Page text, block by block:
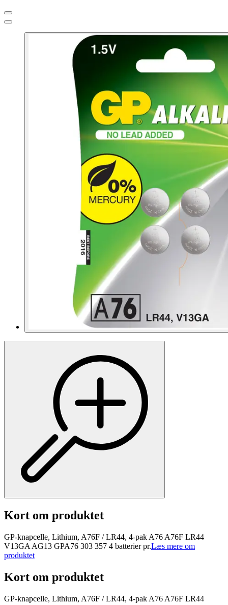
Kort om produktet
GP-knapcelle, Lithium, A76F / LR44, 4-pak A76 A76F LR44
V13GA AG13 GPA76 303 357 4 batterier pr.Læs mere om
produktet
Kort om produktet
GP-knapcelle, Lithium, A76F / LR44, 4-pak A76 A76F LR44